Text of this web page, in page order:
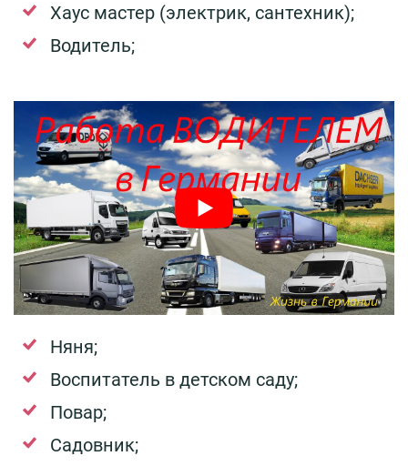
Хаус мастер (электрик, сантехник);
Водитель;
Няня;
Воспитатель в детском саду;
Повар;
Садовник;